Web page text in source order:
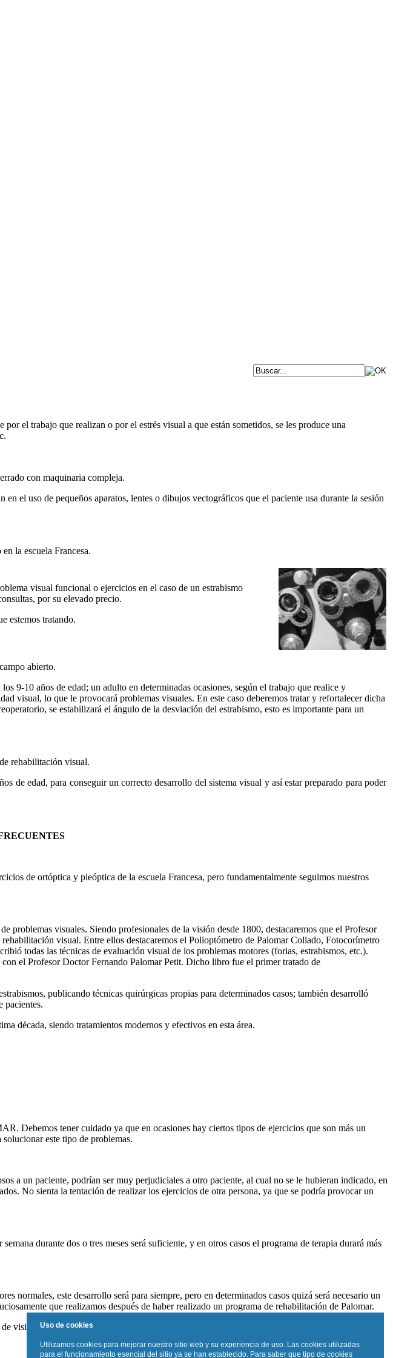
el trabajo que realizan o por el estrés visual a que están sometidos, se les produce una
con maquinaria compleja.
el uso de pequeños aparatos, lentes o dibujos vectográficos que el paciente usa durante la sesión
la escuela Francesa.
visual funcional o ejercicios en el caso de un estrabismo
por su elevado precio.
estemos tratando.
abierto.
9-10 años de edad; un adulto en determinadas ocasiones, según el trabajo que realice y
visual, lo que le provocará problemas visuales. En este caso deberemos tratar y refortalecer dicha
se estabilizará el ángulo de la desviación del estrabismo, esto es importante para un
rehabilitación visual.
de edad, para conseguir un correcto desarrollo del sistema visual y así estar preparado para poder
de ortóptica y pleóptica de la escuela Francesa, pero fundamentalmente seguimos nuestros
problemas visuales. Siendo profesionales de la visión desde 1800, destacaremos que el Profesor
visual. Entre ellos destacaremos el Polioptómetro de Palomar Collado, Fotocorímetro
todas las técnicas de evaluación visual de los problemas motores (forias, estrabismos, etc.).
el Profesor Doctor Fernando Palomar Petit. Dicho libro fue el primer tratado de
publicando técnicas quirúrgicas propias para determinados casos; también desarrolló
pacientes.
década, siendo tratamientos modernos y efectivos en esta área.
Debemos tener cuidado ya que en ocasiones hay ciertos tipos de ejercicios que son más un
este tipo de problemas.
a un paciente, podrían ser muy perjudiciales a otro paciente, al cual no se le hubieran indicado, en
No sienta la tentación de realizar los ejercicios de otra persona, ya que se podría provocar un
durante dos o tres meses será suficiente, y en otros casos el programa de terapia durará más
normales, este desarrollo será para siempre, pero en determinados casos quizá será necesario un
que realizamos después de haber realizado un programa de rehabilitación de Palomar.
visión lejana con una correcta ergonomía y una buena conducta visual.
Uso de cookies
Utilizamos cookies para mejorar nuestro sitio web y su experiencia de uso. Las cookies utilizadas
para el funcionamiento esencial del sitio ya se han establecido. Para saber que tipo de cookies